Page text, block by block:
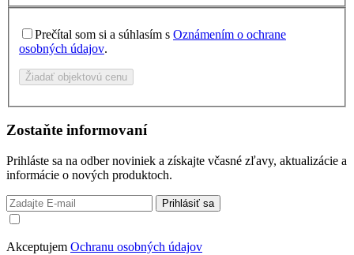
Prečítal som si a súhlasím s Oznámením o ochrane
osobných údajov.
Žiadať objektovú cenu
Zostaňte informovaní
Prihláste sa na odber noviniek a získajte včasné zľavy, aktualizácie a
informácie o nových produktoch.
Prihlásiť sa
Akceptujem Ochranu osobných údajov